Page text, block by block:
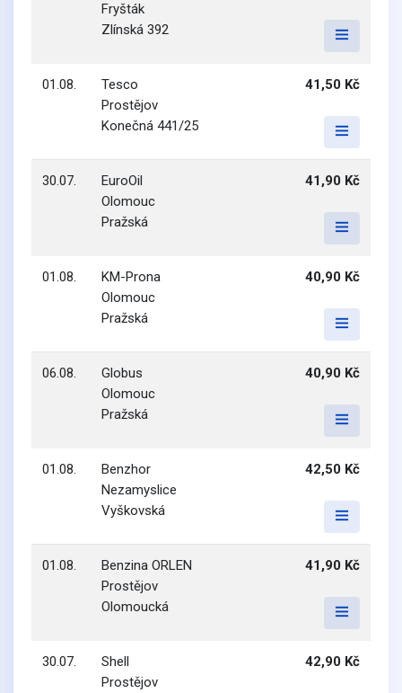
Fryšták
Zlínská 392
01.08.
Tesco
Prostějov
Konečná 441/25
41,50 Kč
30.07.
EuroOil
Olomouc
Pražská
41,90 Kč
01.08.
KM-Prona
Olomouc
Pražská
40,90 Kč
06.08.
Globus
Olomouc
Pražská
40,90 Kč
01.08.
Benzhor
Nezamyslice
Vyškovská
42,50 Kč
01.08.
Benzina ORLEN
Prostějov
Olomoucká
41,90 Kč
30.07.
Shell
Prostějov
42,90 Kč